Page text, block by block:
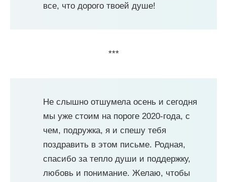
все, что дорого твоей душе!
***
Не слышно отшумела осень и сегодня
мы уже стоим на пороге 2020-года, с
чем, подружка, я и спешу тебя
поздравить в этом письме. Родная,
спасибо за тепло души и поддержку,
любовь и понимание. Желаю, чтобы